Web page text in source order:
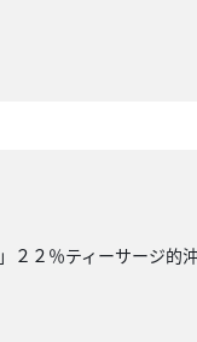
２％ティーサージ的